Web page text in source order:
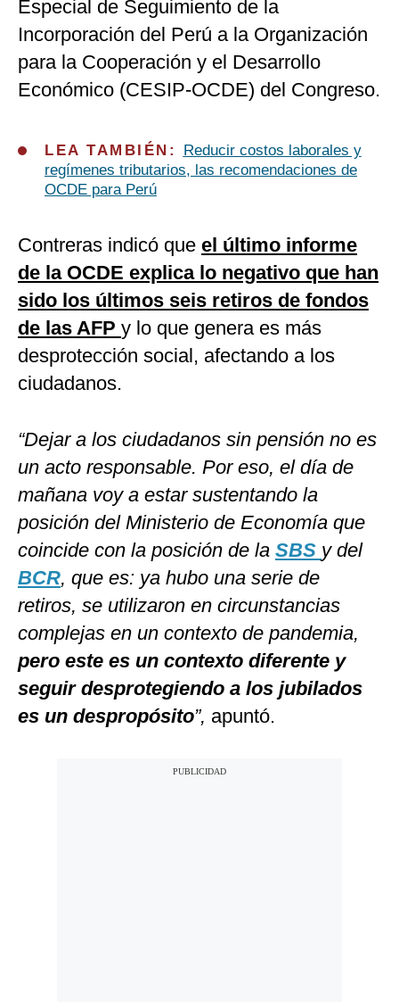
Especial de Seguimiento de la
Incorporación del Perú a la Organización
para la Cooperación y el Desarrollo
Económico (CESIP-OCDE) del Congreso.
LEA TAMBIÉN:
Reducir costos laborales y
regímenes tributarios, las recomendaciones de
OCDE para Perú
Contreras indicó que el último informe
de la OCDE explica lo negativo que han
sido los últimos seis retiros de fondos
de las AFP y lo que genera es más
desprotección social, afectando a los
ciudadanos.
“Dejar a los ciudadanos sin pensión no es
un acto responsable. Por eso, el día de
mañana voy a estar sustentando la
posición del Ministerio de Economía que
coincide con la posición de la SBS y del
BCR, que es: ya hubo una serie de
retiros, se utilizaron en circunstancias
complejas en un contexto de pandemia,
pero este es un contexto diferente y
seguir desprotegiendo a los jubilados
es un despropósito”, apuntó.